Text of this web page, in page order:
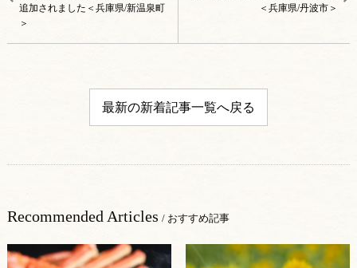
追加されました＜兵庫県/新温泉町
＞
＜兵庫県/丹波市＞
最新の新着記事一覧へ戻る
Recommended Articles / おすすめ記事